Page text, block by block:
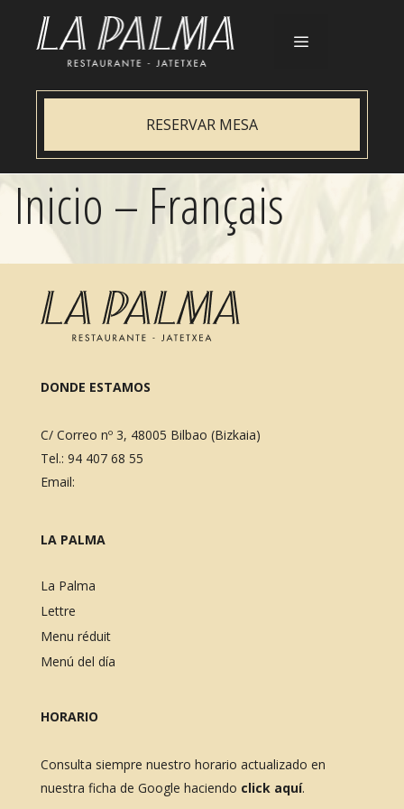
contenu
Menu
RESERVAR MESA
Inicio – Français
DONDE ESTAMOS
C/ Correo nº 3, 48005 Bilbao (Bizkaia)
Tel.: 94 407 68 55
Email:
LA PALMA
La Palma
Lettre
Menu réduit
Menú del día
HORARIO
Consulta siempre nuestro horario actualizado en
nuestra ficha de Google haciendo click aquí.